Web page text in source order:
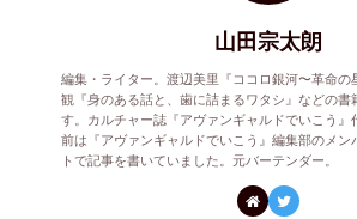
山田宗太朗
編集・ライター。渡辺美里『ココロ銀河〜革命の
観『身のある話と、歯に詰まるワタシ』などの書
す。カルチャー誌『アヴァンギャルドでいこう』
前は『アヴァンギャルドでいこう』編集部のメン
トで記事を書いていました。元バーテンダー。